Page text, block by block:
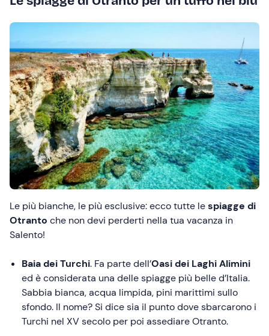
Le più bianche, le più esclusive: ecco tutte lespiagge di
Otranto che non devi perderti nella tua vacanza in
Salento!
Baia dei Turchi. Fa parte dell’Oasi dei Laghi Alimini
ed è considerata una delle spiagge più belle d’Italia.
Sabbia bianca, acqua limpida, pini marittimi sullo
sfondo. Il nome? Si dice sia il punto dove sbarcarono i
Turchi nel XV secolo per poi assediare Otranto.